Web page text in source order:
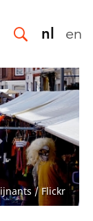
nl en
/ Flickr